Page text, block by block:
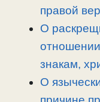
правой
О
знакам,
О